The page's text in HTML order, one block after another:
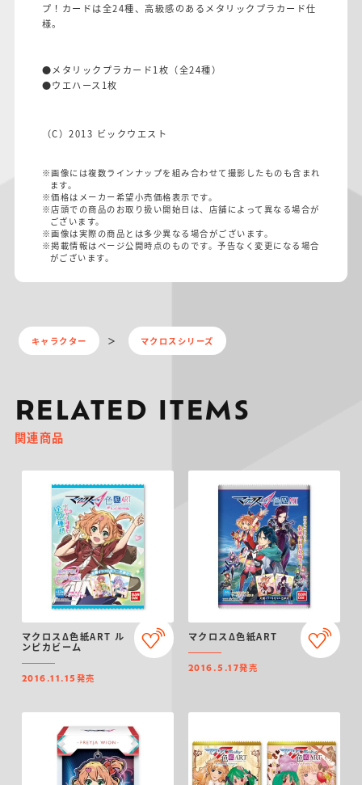
プ！カードは全24種、高級感のあるメタリックプラカード仕
様。
●メタリックプラカード1枚（全24種）
●ウエハース1枚
（C）2013 ビックウエスト
※画像には複数ラインナップを組み合わせて撮影したものも含まれ
ます。
※価格はメーカー希望小売価格表示です。
※店頭での商品のお取り扱い開始日は、店舗によって異なる場合が
ございます。
※画像は実際の商品とは多少異なる場合がございます。
※掲載情報はページ公開時点のものです。予告なく変更になる場合
がございます。
キャラクター マクロスシリーズ
RELATED ITEMS
関連商品
マクロスΔ色紙ART ル
ンピカビーム
2016.11.15 発売
マクロスΔ色紙ART
2016.5.17発売